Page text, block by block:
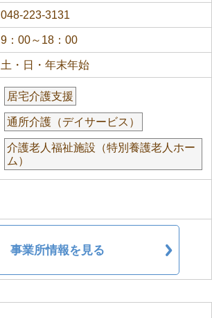
048-223-3131
9：00～18：00
土・日・年末年始
居宅介護支援
通所介護（デイサービス）
介護老人福祉施設（特別養護老人ホー
ム）
事業所情報を見る